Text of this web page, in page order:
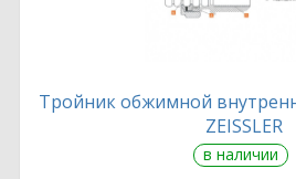
Тройник обжимной
ZEISSLER
в наличии